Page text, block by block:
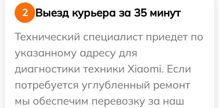
2
Выезд курьера за 35 минут
Технический специалист приедет по
указанному адресу для
диагностики техники Xiaomi. Если
потребуется углубленный ремонт
мы обеспечим перевозку за наш